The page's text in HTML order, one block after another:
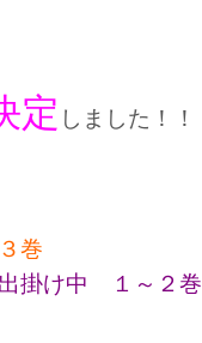
定 しました！！
巻
出掛け中 １～２巻